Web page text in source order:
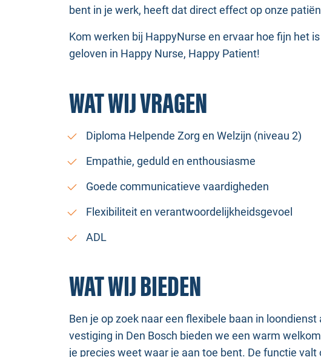
bent in je werk, heeft dat direct effect op onze
Kom werken bij HappyNurse en ervaar hoe fijn het
geloven in Happy Nurse, Happy Patient!
WAT WIJ VRAGEN
Diploma Helpende Zorg en Welzijn (niveau 2)
Empathie, geduld en enthousiasme
Goede communicatieve vaardigheden
Flexibiliteit en verantwoordelijkheidsgevoel
ADL
WAT WIJ BIEDEN
Ben je op zoek naar een flexibele baan in loondienst
vestiging in Den Bosch bieden we een warm
je precies weet waar je aan toe bent. De functie valt